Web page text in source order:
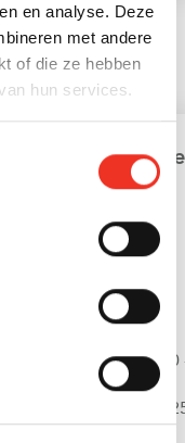
en analyse. Deze
met andere
of die ze hebben
hun services.